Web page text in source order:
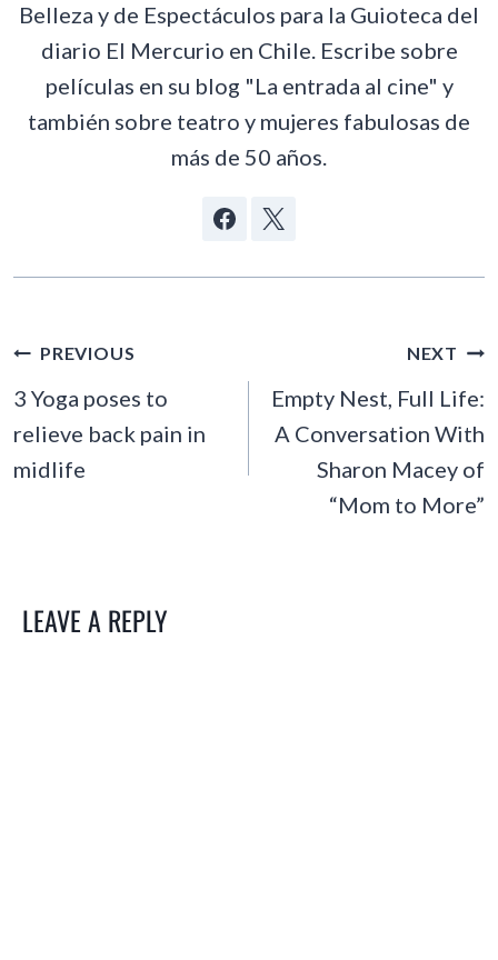
Belleza y de Espectáculos para la Guioteca del
diario El Mercurio en Chile. Escribe sobre
películas en su blog "La entrada al cine" y
también sobre teatro y mujeres fabulosas de
más de 50 años.
POST
NAVIGATION
PREVIOUS
3 Yoga poses to
relieve back pain in
midlife
NEXT
Empty Nest, Full Life:
A Conversation With
Sharon Macey of
“Mom to More”
LEAVE A REPLY